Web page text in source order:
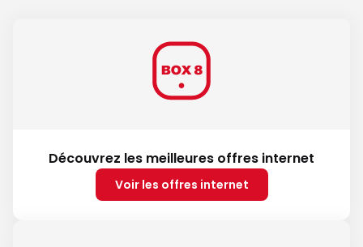
Découvrez les meilleures offres internet
Voir les offres internet